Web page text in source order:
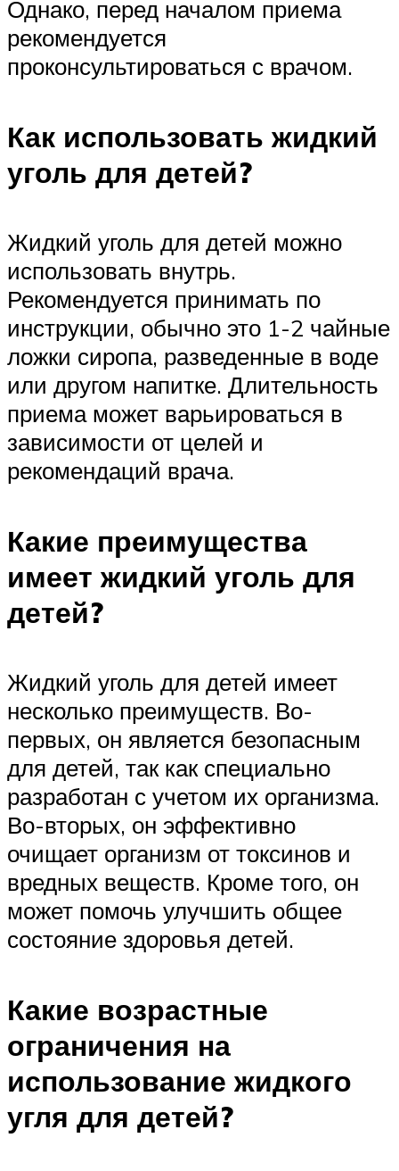
Однако, перед началом приема
рекомендуется
проконсультироваться с врачом.
Как использовать жидкий
уголь для детей?
Жидкий уголь для детей можно
использовать внутрь.
Рекомендуется принимать по
инструкции, обычно это 1-2 чайные
ложки сиропа, разведенные в воде
или другом напитке. Длительность
приема может варьироваться в
зависимости от целей и
рекомендаций врача.
Какие преимущества
имеет жидкий уголь для
детей?
Жидкий уголь для детей имеет
несколько преимуществ. Во-
первых, он является безопасным
для детей, так как специально
разработан с учетом их организма.
Во-вторых, он эффективно
очищает организм от токсинов и
вредных веществ. Кроме того, он
может помочь улучшить общее
состояние здоровья детей.
Какие возрастные
ограничения на
использование жидкого
угля для детей?